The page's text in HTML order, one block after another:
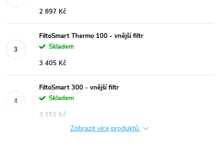
2 897 Kč
FiltoSmart Thermo 100 - vnější filtr
Skladem
3 405 Kč
FiltoSmart 300 - vnější filtr
Skladem
3 151 Kč
Zobrazit více produktů